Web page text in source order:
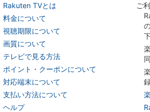
Rakuten TVとは
料金について
視聴期限について
画質について
テレビで見る方法
ポイント・クーポンについて
対応端末について
支払い方法について
ヘルプ
ご